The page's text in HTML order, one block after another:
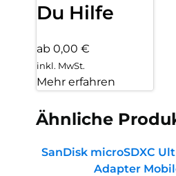
Du Hilfe
ab 0,00 €
inkl. MwSt.
Mehr erfahren
Ähnliche
SanDisk microSDXC
Adapter